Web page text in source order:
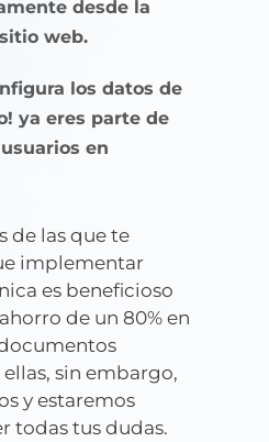
desde la
web.
los datos de
ya eres parte de
en
de las que te
implementar
es beneficioso
de un 80% en
sin embargo,
y estaremos
todas tus dudas.